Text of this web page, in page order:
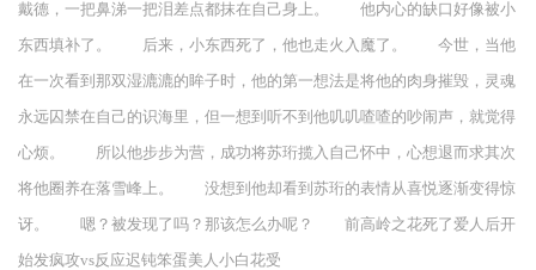
戴德，一把鼻涕一把泪差点都抹在自己身上。 他内心的缺口好像被小
东西填补了。 后来，小东西死了，他也走火入魔了。 今世，当他
在一次看到那双湿漉漉的眸子时，他的第一想法是将他的肉身摧毁，灵魂
永远囚禁在自己的识海里，但一想到听不到他叽叽喳喳的吵闹声，就觉得
心烦。 所以他步步为营，成功将苏珩揽入自己怀中，心想退而求其次
将他圈养在落雪峰上。 没想到他却看到苏珩的表情从喜悦逐渐变得惊
讶。 嗯？被发现了吗？那该怎么办呢？ 前高岭之花死了爱人后开
始发疯攻vs反应迟钝笨蛋美人小白花受